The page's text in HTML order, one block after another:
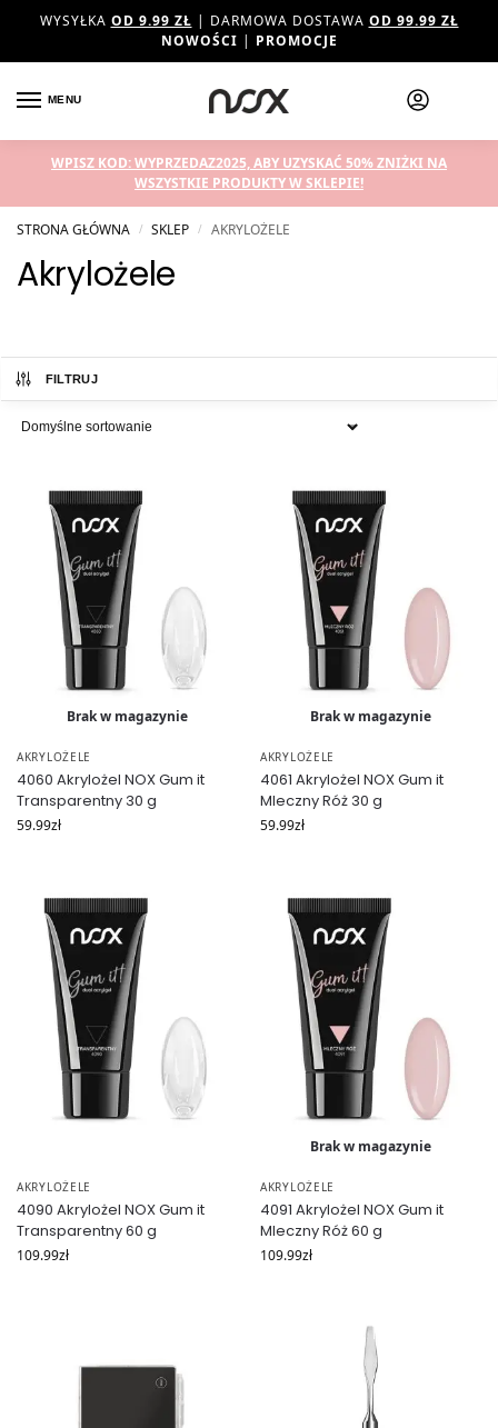
WYSYŁKA OD 9.99 ZŁ | DARMOWA DOSTAWA OD 99.99 ZŁ
NOWOŚCI | PROMOCJE
MENU
WPISZ KOD: WYPRZEDAZ2025, ABY UZYSKAĆ 50% ZNIŻKI NA
WSZYSTKIE PRODUKTY W SKLEPIE!
STRONA GŁÓWNA / SKLEP / AKRYLOŻELE
Akrylożele
FILTRUJ
Brak w magazynie
AKRYLOŻELE
4060 Akrylożel NOX Gum it
Transparentny 30 g
59.99zł
Brak w magazynie
AKRYLOŻELE
4061 Akrylożel NOX Gum it
Mleczny Róż 30 g
59.99zł
AKRYLOŻELE
4090 Akrylożel NOX Gum it
Transparentny 60 g
109.99zł
Brak w magazynie
AKRYLOŻELE
4091 Akrylożel NOX Gum it
Mleczny Róż 60 g
109.99zł